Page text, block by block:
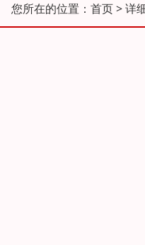
您所在的位置： 首页> 详